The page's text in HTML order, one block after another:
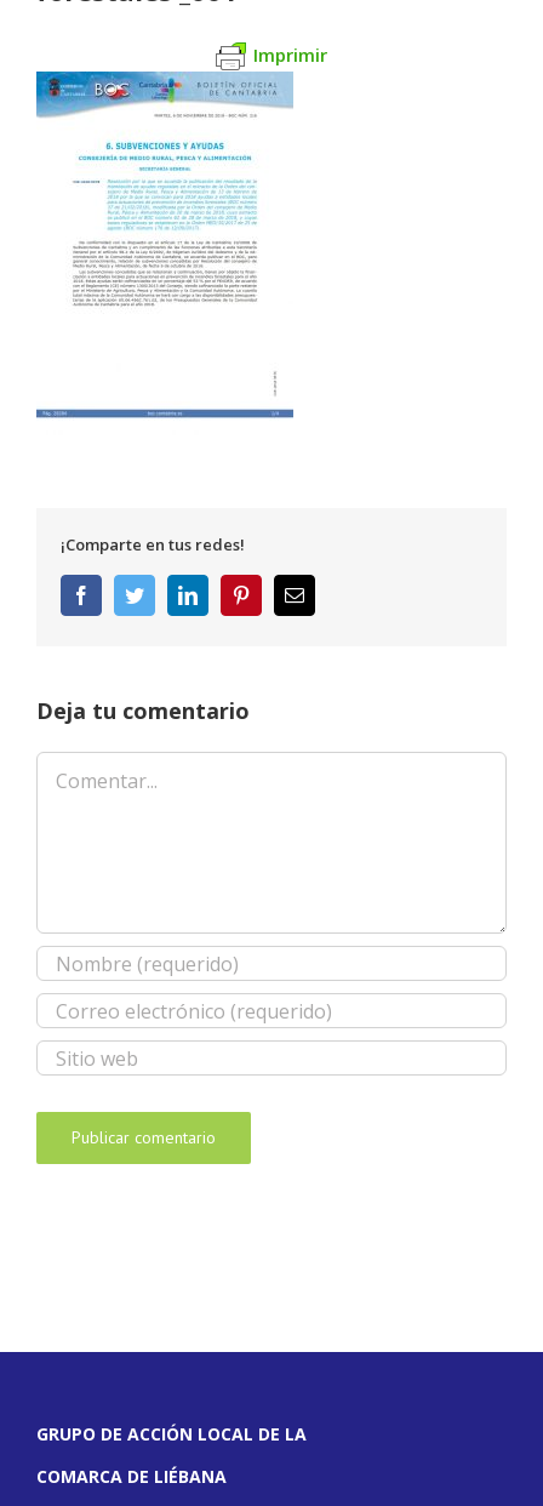
Imprimir
¡Comparte en tus redes!
FacebookTwitterLinkedInPinterestCorreo
electrónico
Deja tu comentario
Comentar
GRUPO DE ACCIÓN LOCAL DE LA
COMARCA DE LIÉBANA